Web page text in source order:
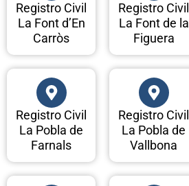
Registro Civil
La Font d’En
Carròs
Registro Civil
La Font de la
Figuera
Registro Civil
La Pobla de
Farnals
Registro Civil
La Pobla de
Vallbona